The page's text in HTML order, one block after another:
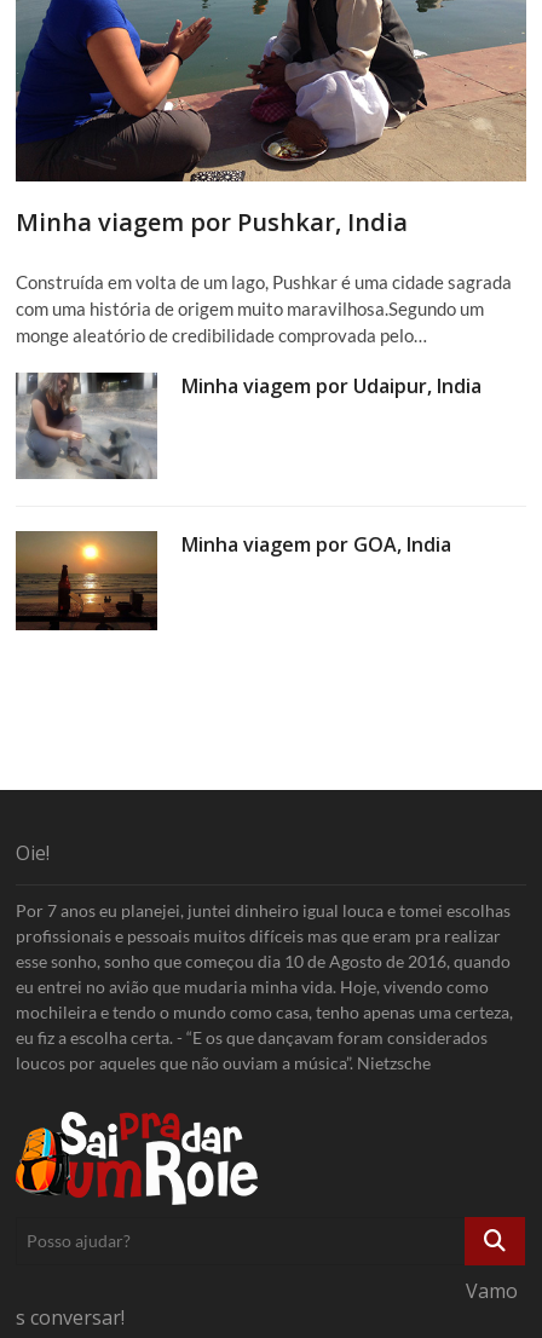
Minha viagem por Pushkar, India
Construída em volta de um lago, Pushkar é uma cidade sagrada
com uma história de origem muito maravilhosa.Segundo um
monge aleatório de credibilidade comprovada pelo…
Minha viagem por Udaipur, India
Minha viagem por GOA, India
Oie!
Por 7 anos eu planejei, juntei dinheiro igual louca e tomei escolhas
profissionais e pessoais muitos difíceis mas que eram pra realizar
esse sonho, sonho que começou dia 10 de Agosto de 2016, quando
eu entrei no avião que mudaria minha vida. Hoje, vivendo como
mochileira e tendo o mundo como casa, tenho apenas uma certeza,
eu fiz a escolha certa. - “E os que dançavam foram considerados
loucos por aqueles que não ouviam a música”. Nietzsche
Posso
ajudar?
Vamo
s conversar!